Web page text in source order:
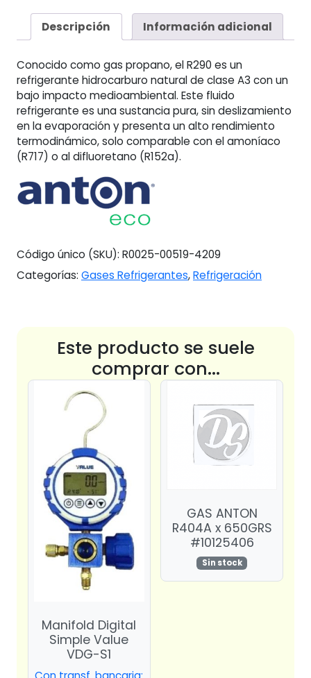
x
420
cantidad
Descripción Información adicional
Conocido como gas propano, el R290 es un
refrigerante hidrocarburo natural de clase A3 con un
bajo impacto medioambiental. Este fluido
refrigerante es una sustancia pura, sin deslizamiento
en la evaporación y presenta un alto rendimiento
termodinámico, solo comparable con el amoníaco
(R717) o al difluoretano (R152a).
Código único (SKU): R0025-00519-4209
Categorías: Gases Refrigerantes,Refrigeración
Este producto se suele
comprar con...
Manifold Digital
Simple Value
VDG-S1
GAS ANTON
R404A x 650GRS
#10125406
Sin stock